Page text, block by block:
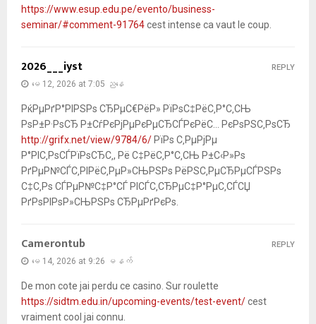
https://www.esup.edu.pe/evento/business-
seminar/#comment-91764cest intense ca vaut le coup.
2026___iyst
မေ 12, 2026 at 7:05 ညနေ
РќРµРґР°РІРЅРѕ СЂРµС€РёР» РїРѕС‡РёС‚Р°С‚СЊ
РѕР±Р·РѕСЂ Р±СѓРєРјРµРєРµСЂСЃРєРёС… РєРѕРЅС‚РѕСЂ
http://grifx.net/view/9784/6/ РїРѕ С‚РµРјРµ
Р°РІС‚РѕСЃРїРѕСЂС‚, Рё С‡РёС‚Р°С‚СЊ Р±С‹Р»Рѕ
РґРµР№СЃС‚РІРёС‚РµР»СЊРЅРѕ РёРЅС‚РµСЂРµСЃРЅРѕ
С‡С‚Рѕ СЃРµР№С‡Р°СЃ РІСЃС‚СЂРµС‡Р°РµС‚СЃСЏ
РґРѕРІРѕР»СЊРЅРѕ СЂРµРґРєРѕ.
REPLY
Camerontub
မေ 14, 2026 at 9:26 မနက်
De mon cote jai perdu ce casino. Sur roulette
https://sidtm.edu.in/upcoming-events/test-event/cest
vraiment cool jai connu.
REPLY